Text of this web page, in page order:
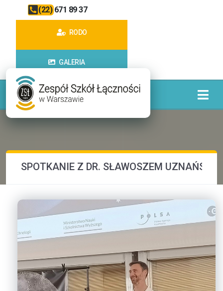
(22) 671 89 37
RODO
GALERIA
SPOTKANIE Z DR. SŁAWOSZEM